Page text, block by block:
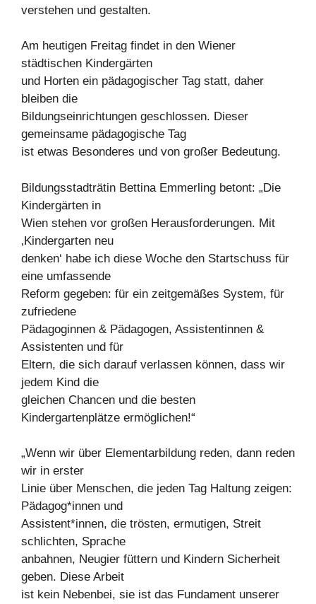
verstehen und gestalten.
Am heutigen Freitag findet in den Wiener
städtischen Kindergärten
und Horten ein pädagogischer Tag statt, daher
bleiben die
Bildungseinrichtungen geschlossen. Dieser
gemeinsame pädagogische Tag
ist etwas Besonderes und von großer Bedeutung.
Bildungsstadträtin Bettina Emmerling betont: „Die
Kindergärten in
Wien stehen vor großen Herausforderungen. Mit
‚Kindergarten neu
denken‘ habe ich diese Woche den Startschuss für
eine umfassende
Reform gegeben: für ein zeitgemäßes System, für
zufriedene
Pädagoginnen & Pädagogen, Assistentinnen &
Assistenten und für
Eltern, die sich darauf verlassen können, dass wir
jedem Kind die
gleichen Chancen und die besten
Kindergartenplätze ermöglichen!“
„Wenn wir über Elementarbildung reden, dann reden
wir in erster
Linie über Menschen, die jeden Tag Haltung zeigen:
Pädagog*innen und
Assistent*innen, die trösten, ermutigen, Streit
schlichten, Sprache
anbahnen, Neugier füttern und Kindern Sicherheit
geben. Diese Arbeit
ist kein Nebenbei, sie ist das Fundament unserer